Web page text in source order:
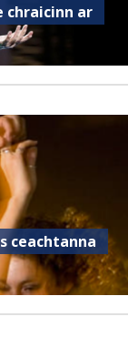
chraicinn ar
ceachtanna